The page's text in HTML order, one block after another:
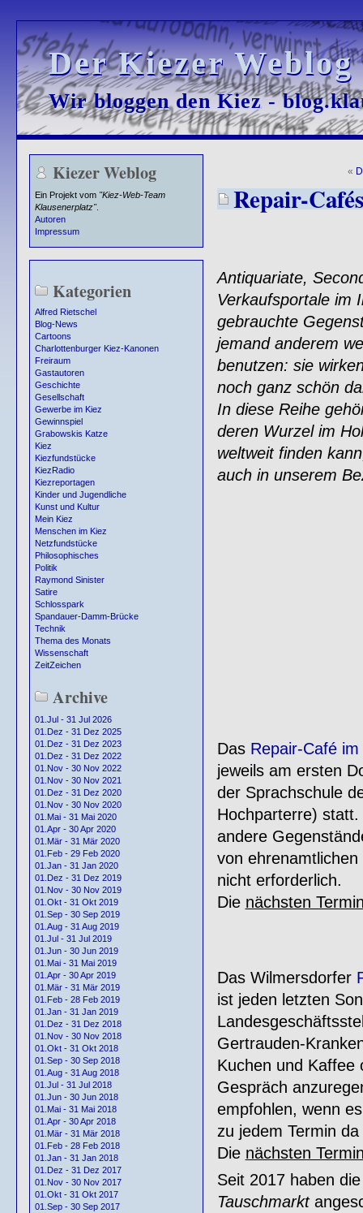
Der Kiezer
Der Kiezer
Wir bloggen den Kiez -
Wir bloggen den Kiez -
Kiezer Weblog
Ein Projekt vom "Kiez-Web-Team
Klausenerplatz".
Autoren
Impressum
Kategorien
Alfred Rietschel
Blog-News
Cartoons
Charlottenburger Kiez-Kanonen
Freiraum
Gastautoren
Geschichte
Gesellschaft
Gewerbe im Kiez
Gewinnspiel
Grabowskis Katze
Kiez
Kiezfundstücke
KiezRadio
Kiezreportagen
Kinder und Jugendliche
Kunst und Kultur
Mein Kiez
Menschen im Kiez
Netzfundstücke
Philosophisches
Politik
Raymond Sinister
Satire
Schlosspark
Spandauer-Damm-Brücke
Technik
Thema des Monats
Wissenschaft
ZeitZeichen
Archive
01.Jul - 31 Jul 2026
01.Dez - 31 Dez 2025
01.Dez - 31 Dez 2023
01.Dez - 31 Dez 2022
01.Nov - 30 Nov 2022
01.Nov - 30 Nov 2021
01.Dez - 31 Dez 2020
01.Nov - 30 Nov 2020
01.Mai - 31 Mai 2020
01.Apr - 30 Apr 2020
01.Mär - 31 Mär 2020
01.Feb - 29 Feb 2020
01.Jan - 31 Jan 2020
01.Dez - 31 Dez 2019
01.Nov - 30 Nov 2019
01.Okt - 31 Okt 2019
01.Sep - 30 Sep 2019
01.Aug - 31 Aug 2019
01.Jul - 31 Jul 2019
01.Jun - 30 Jun 2019
01.Mai - 31 Mai 2019
01.Apr - 30 Apr 2019
01.Mär - 31 Mär 2019
01.Feb - 28 Feb 2019
01.Jan - 31 Jan 2019
01.Dez - 31 Dez 2018
01.Nov - 30 Nov 2018
01.Okt - 31 Okt 2018
01.Sep - 30 Sep 2018
01.Aug - 31 Aug 2018
01.Jul - 31 Jul 2018
01.Jun - 30 Jun 2018
01.Mai - 31 Mai 2018
01.Apr - 30 Apr 2018
01.Mär - 31 Mär 2018
01.Feb - 28 Feb 2018
01.Jan - 31 Jan 2018
01.Dez - 31 Dez 2017
01.Nov - 30 Nov 2017
01.Okt - 31 Okt 2017
01.Sep - 30 Sep 2017
«
Repair-
Antiquariate,
Verkaufsportale im
gebrauchte
jemand anderem
benutzen: sie
noch ganz schön
In diese Reihe
deren Wurzel im
weltweit finden
auch in unserem
Das Repair-Café
jeweils am ersten
der Sprachschule
Hochparterre)
andere
von
nicht erforderlich.
Die nächsten
Das Wilmersdorfer
ist jeden letzten
Gertrauden-
Kuchen und Kaffee
Gespräch
empfohlen, wenn
zu jedem Termin da
Die nächsten
Seit 2017 haben
Tauschmarkt